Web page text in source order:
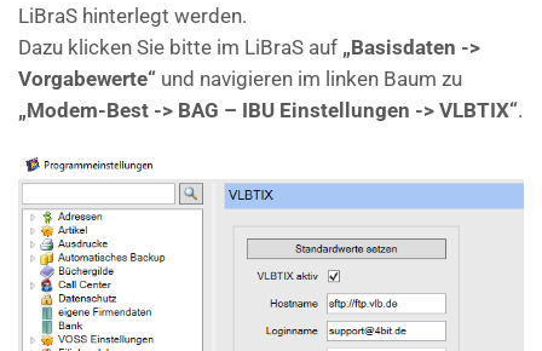
LiBraS hinterlegt werden.
Dazu klicken Sie bitte im LiBraS auf „Basisdaten ->
Vorgabewerte“ und navigieren im linken Baum zu
„Modem-Best -> BAG – IBU Einstellungen -> VLBTIX“.